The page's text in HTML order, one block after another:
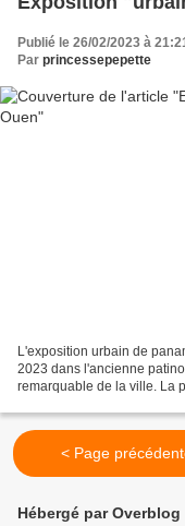
Publié le 26/02/2023 à
Par princessepepette
L'exposition urbain de
2023 dans l'ancienne
remarquable de la ville. La
< Page
Hébergé par Overblog